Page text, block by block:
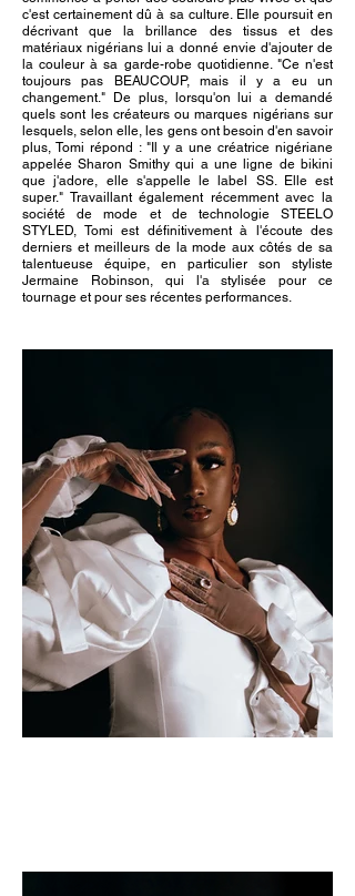
c'est certainement dû à sa culture. Elle poursuit en
décrivant que la brillance des tissus et des
matériaux nigérians lui a donné envie d'ajouter de
la couleur à sa garde-robe quotidienne. "Ce n'est
toujours pas BEAUCOUP, mais il y a eu un
changement." De plus, lorsqu'on lui a demandé
quels sont les créateurs ou marques nigérians sur
lesquels, selon elle, les gens ont besoin d'en savoir
plus, Tomi répond : "Il y a une créatrice nigériane
appelée Sharon Smithy qui a une ligne de bikini
que j'adore, elle s'appelle le label SS. Elle est
super." Travaillant également récemment avec la
société de mode et de technologie STEELO
STYLED, Tomi est définitivement à l'écoute des
derniers et meilleurs de la mode aux côtés de sa
talentueuse équipe, en particulier son styliste
Jermaine Robinson, qui l'a stylisée pour ce
tournage et pour ses récentes performances.